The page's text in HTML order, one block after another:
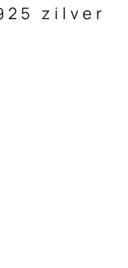
zilver